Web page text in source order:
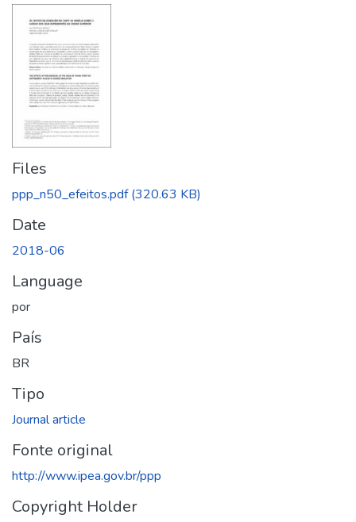
Files
ppp_n50_efeitos.pdf(320.63 KB)
Date
2018-06
Language
por
País
BR
Tipo
Journal article
Fonte original
http://www.ipea.gov.br/ppp
Copyright Holder